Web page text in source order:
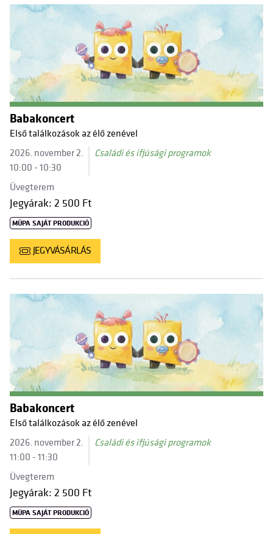
Babakoncert
Első találkozások az élő zenével
2026. november 2.
10:00 - 10:30
Családi és ifjúsági programok
Üvegterem
Jegyárak: 2 500 Ft
MÜPA SAJÁT PRODUKCIÓ
JEGYVÁSÁRLÁS
Babakoncert
Első találkozások az élő zenével
2026. november 2.
11:00 - 11:30
Családi és ifjúsági programok
Üvegterem
Jegyárak: 2 500 Ft
MÜPA SAJÁT PRODUKCIÓ